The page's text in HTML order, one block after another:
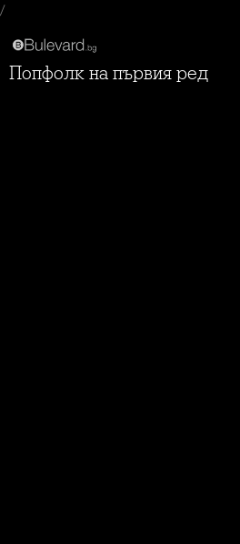
/
Попфолк на първия ред